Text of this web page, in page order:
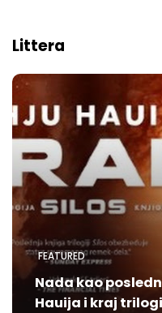
Littera
FEATURED
Nada kao
Hauija i kraj